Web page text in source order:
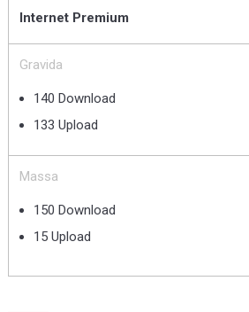
Internet Premium
Gravida
140 Download
133 Upload
Massa
150 Download
15 Upload